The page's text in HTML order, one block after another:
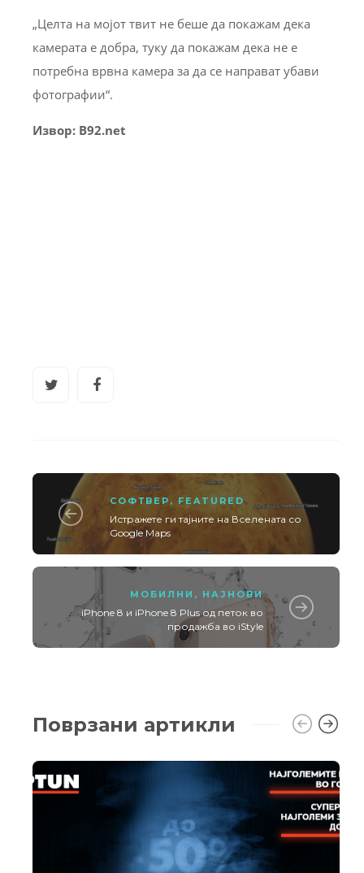
„Целта на мојот твит не беше да покажам дека
камерата е добра, туку да покажам дека не е
потребна врвна камера за да се направат убави
фотографии“.
Извор: B92.net
СОФТВЕР , FEATURED
Истражeте ги тајните на Вселената со
Google Maps
МОБИЛНИ , НАЈНОВИ
iPhone 8 и iPhone 8 Plus од петок во
продажба во iStyle
Поврзани артикли